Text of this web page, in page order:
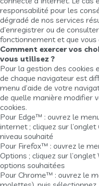
responsabilité pour les
dégradé de nos services
d’enregistrer ou de
fonctionnement et que vous
Comment exercer vos
vous utilisez ?
Pour la gestion des cookies
de chaque navigateur est
menu d’aide de votre
de quelle manière modifier
cookies.
Pour Edge™ : ouvrez le
internet ; cliquez sur
niveau souhaité
Pour Firefox™ : ouvrez le
Options ; cliquez sur
options souhaitées
Pour Chrome™ : ouvrez le